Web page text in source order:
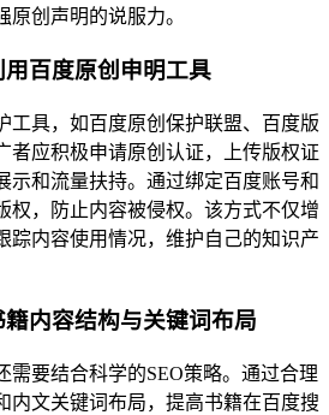
创声明的说服力。
百度原创申明工具
工具，如百度原创保护联盟、百度版
者应积极申请原创认证，上传版权证
示和流量扶持。通过绑定百度账号和
权，防止内容被侵权。该方式不仅增
踪内容使用情况，维护自己的知识产
内容结构与关键词布局
需要结合科学的SEO策略。通过合理
内文关键词布局，提高书籍在百度搜